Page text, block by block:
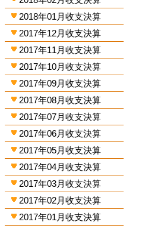
2018年01月收支決算
2017年12月收支決算
2017年11月收支決算
2017年10月收支決算
2017年09月收支決算
2017年08月收支決算
2017年07月收支決算
2017年06月收支決算
2017年05月收支決算
2017年04月收支決算
2017年03月收支決算
2017年02月收支決算
2017年01月收支決算